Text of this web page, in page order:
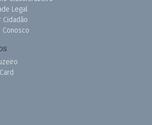
Legal
Cidadão
Conosco